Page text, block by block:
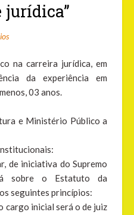
jurídica”
na carreira jurídica, em
da experiência em
03 anos.
e Ministério Público a
de iniciativa do Supremo
sobre o Estatuto da
seguintes princípios:
cargo inicial será o de juiz